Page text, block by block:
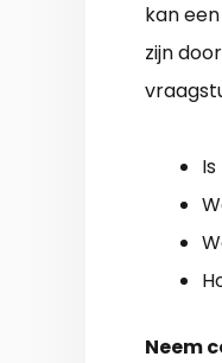
kan
zijn
Neem